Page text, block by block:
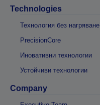
Technologies
Технология без нагряване
PrecisionCore
Иновативни технологии
Устойчиви технологии
Company